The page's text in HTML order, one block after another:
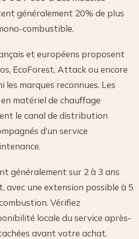
généralement 20% de plus
combustible.
et européens proposent
EcoForest, Attack ou encore
marques reconnues. Les
matériel de chauffage
le canal de distribution
d’un service
généralement sur 2 à 3 ans
avec une extension possible à 5
Vérifiez
locale du service après-
avant votre achat.